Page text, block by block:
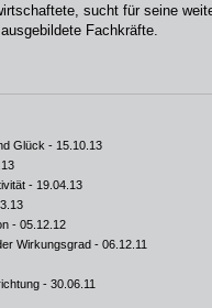
sucht für seine
Fachkräfte.
Glück - 15.10.13
- 19.04.13
- 05.12.12
Wirkungsgrad - 06.12.11
- 30.06.11